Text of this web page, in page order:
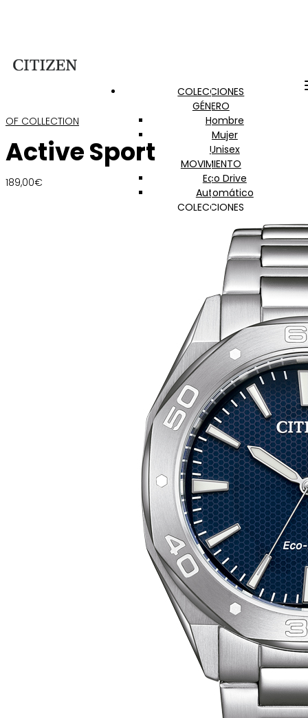
COLECCIONES
GÉNERO
Hombre
Mujer
Unisex
MOVIMIENTO
Eco Drive
Automático
COLECCIONES
Of Collection
Promaster
Super Titanium
Radiocontrol
Satellite Wave GPS
Mecánico
Series8
DESTACADOS
Tsuki-yomi
Tsuyosa
Pilot Radiocontrolado
Promaster Diver’s
TECNOLOGÍA
Eco Drive
Radiocontrolado
Super Titanium™
EMPRESA
SOPORTE
Contacto
Puntos de venta
Centros de Asistencia
Libros de instrucciones
Garantía
BÚSQUEDA
PRODUCTOS
OF COLLECTION
Active Sport
189,00€